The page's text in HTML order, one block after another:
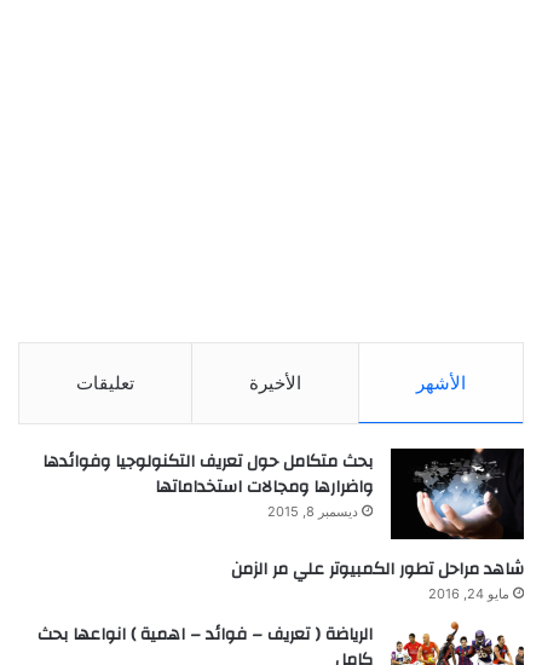
الأشهر الأخيرة تعليقات
بحث متكامل حول تعريف التكنولوجيا وفوائدها
واضرارها ومجالات استخداماتها
ديسمبر 8, 2015
شاهد مراحل تطور الكمبيوتر علي مر الزمن
مايو 24, 2016
الرياضة ( تعريف – فوائد – اهمية ) انواعها بحث